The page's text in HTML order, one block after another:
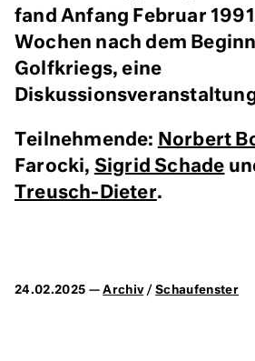
fand Anfang Februar
Wochen nach dem
Golfkriegs, eine
Teilnehmende: Norbert
Farocki, Sigrid Schade
Treusch-Dieter.
24.02.2025 —Archiv/Schaufenster